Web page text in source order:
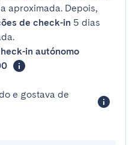
aproximada. Depois,
de check-in 5 dias
in autónomo
e gostava de